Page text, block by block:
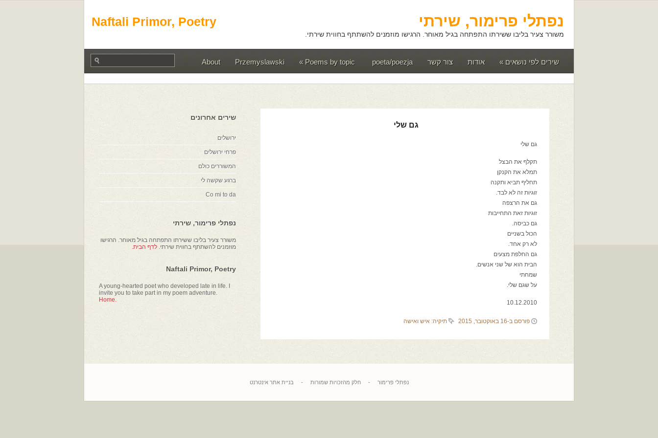
Naftali Primor, Poetry נפתלי פרימור, שירתי
משורר צעיר בליבו ששירתו התפתחה בגיל מאוחר. הרגישו מוזמנים להשתתף בחווית שירתי.
שירים לפי נושאים » אודות צור קשר poeta/poezja
Poems by topic
»
Przemyslawski
About
גם שלי
גם שלי
תקלף את הבצל
תמלא את הקנקן
תחליף תביא ותקנה
זוגיות זה לא לבד.
גם את הרצפה
זוגיות זאת התחייבות
גם כביסה.
הכול בשניים
לא רק אחד.
גם החלפת מצעים
הבית הוא של שני אנשים.
שמחתי
על שגם שלי.
10.12.2010
פורסם ב-16 באוקטובר, 2015 תיקיה: איש ואישה
שירים אחרונים
ירושלים
פרחי ירושלים
המשוררים כולם
ברגע שקשה לי
Co mi to da
נפתלי פרימור, שירתי
משורר צעיר בליבו ששירתו התפתחה בגיל מאוחר. הרגישו
מוזמנים להשתתף בחווית שירתי. לדף הבית.
Naftali Primor, Poetry
A young-hearted poet who developed late in life. I
invite you to take part in my poem adventure.
Home.
נפתלי פרימור -חלק מהזכויות שמורות - בניית אתר אינטרנט